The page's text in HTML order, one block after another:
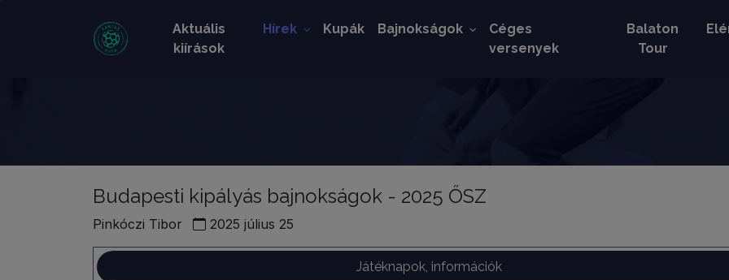
Aktuális
kiírások
Hírek Kupák Bajnokságok
Céges
versenyek
Balaton
Tour
Budapesti kipályás bajnokságok - 2025 ŐSZ
Pinkóczi Tibor 2025 július 25
Játéknapok, információk